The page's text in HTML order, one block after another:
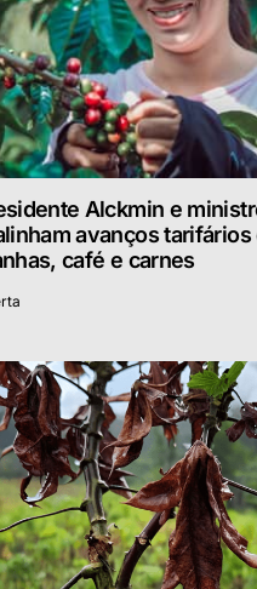
Alckmin e
avanços
café e carnes